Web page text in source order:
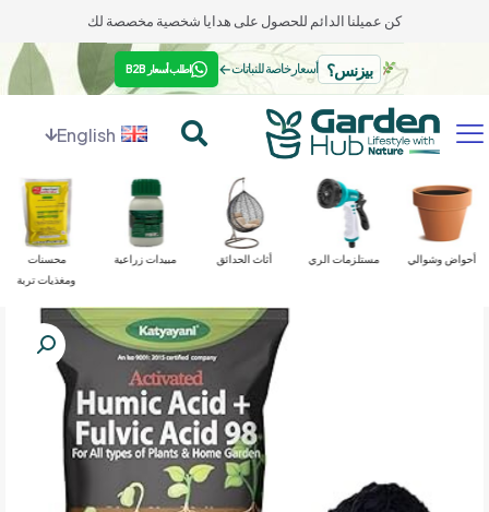
كن عميلنا الدائم للحصول على هدايا شخصية مخصصة لك
بيزنس؟ أسعار خاصة للنباتات← اطلب أسعار B2B
English
محسنات
ومغذيات تربة
مبيدات زراعية أثاث الحدائق مستلزمات الري أحواض وشوالي